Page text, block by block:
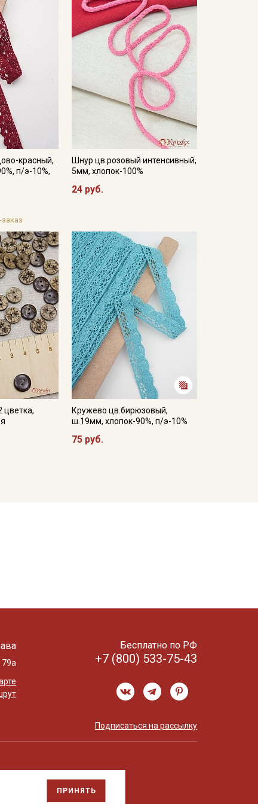
красный,
п/э-10%,
Шнур цв.розовый интенсивный,
5мм, хлопок-100%
24 руб.
цветка,
Кружево цв.бирюзовый,
ш.19мм, хлопок-90%, п/э-10%
75 руб.
ПРИНЯТЬ
79а
Бесплатно по РФ
+7 (800) 533-75-43
Подписаться на рассылку